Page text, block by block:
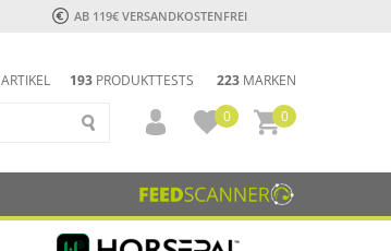
AB 119€ VERSANDKOSTENFREI
193 PRODUKTTESTS 223 MARKEN
ARTIKEL
0
0